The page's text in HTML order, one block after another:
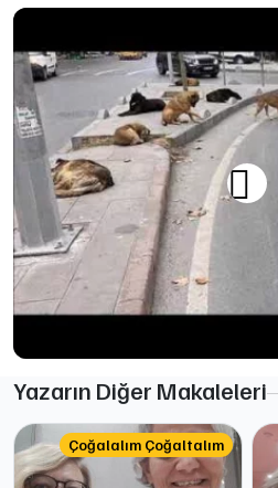
Yazarın Diğer Makaleleri
Çoğalalım Çoğaltalım